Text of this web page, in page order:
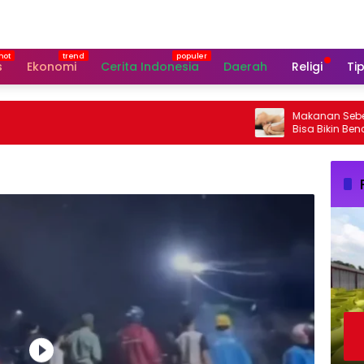
Ekonomi Cerita Indonesia Daerah Religi
Makanan Sebelum
Bisa Bikin Bencana,